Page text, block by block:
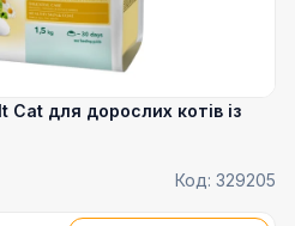
для дорослих котів із
Код: 329205